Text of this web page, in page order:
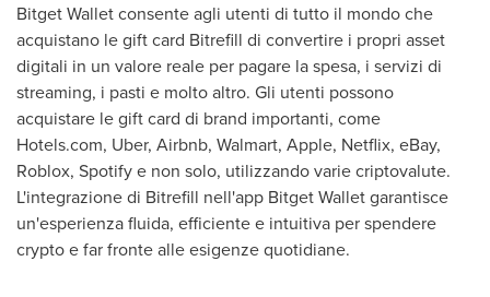
Bitget Wallet consente agli utenti di tutto il mondo che
acquistano le gift card Bitrefill di convertire i propri asset
digitali in un valore reale per pagare la spesa, i servizi di
streaming, i pasti e molto altro. Gli utenti possono
acquistare le gift card di brand importanti, come
Hotels.com, Uber, Airbnb, Walmart, Apple, Netflix, eBay,
Roblox, Spotify e non solo, utilizzando varie criptovalute.
L'integrazione di Bitrefill nell'app Bitget Wallet garantisce
un'esperienza fluida, efficiente e intuitiva per spendere
crypto e far fronte alle esigenze quotidiane.